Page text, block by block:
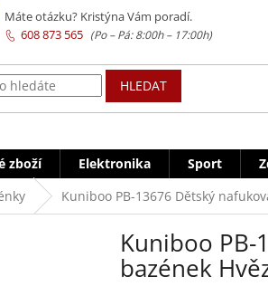
HLEDAT
zboží Elektronika Sport
Kuniboo PB-13676 Dětský
Kuniboo PB-
bazének
Máte otázku? Kristýna Vám poradí.
608 873 565